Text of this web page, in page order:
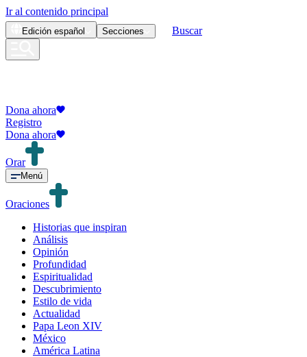
Ir al contenido principal
Edición español Secciones Buscar
Dona ahora
Registro
Dona ahora
Orar
Menú
Oraciones
Historias que inspiran
Análisis
Opinión
Profundidad
Espiritualidad
Descubrimiento
Estilo de vida
Actualidad
Papa Leon XIV
México
América Latina